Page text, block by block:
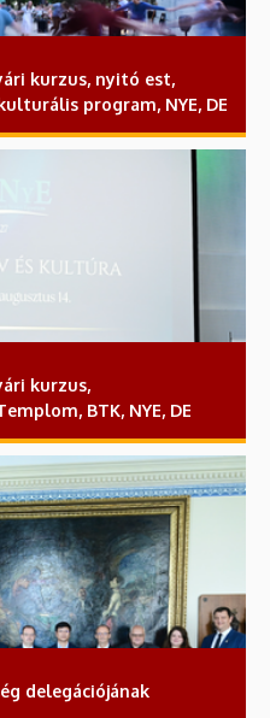
kurzus, nyitó est,
program, NYE, DE
kurzus,
BTK, NYE, DE
delegációjának